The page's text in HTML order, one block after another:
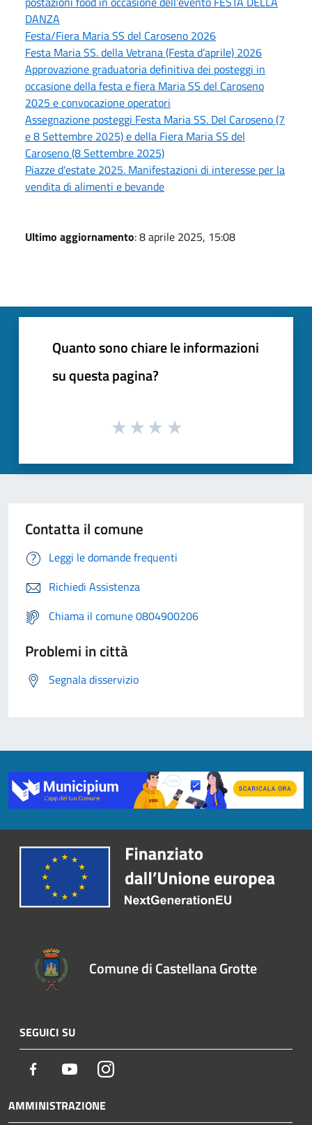
DANZA
Festa/Fiera Maria SS del Caroseno 2026
Festa Maria SS. della Vetrana (Festa d’aprile) 2026
Approvazione graduatoria definitiva dei posteggi in
occasione della festa e fiera Maria SS del Caroseno
2025 e convocazione operatori
Assegnazione posteggi Festa Maria SS. Del Caroseno (7
e 8 Settembre 2025) e della Fiera Maria SS del
Caroseno (8 Settembre 2025)
Piazze d'estate 2025. Manifestazioni di interesse per la
vendita di alimenti e bevande
Ultimo aggiornamento: 8 aprile 2025, 15:08
Quanto sono chiare le informazioni
su questa pagina?
Contatta il comune
Leggi le domande frequenti
Richiedi Assistenza
Chiama il comune 0804900206
Problemi in città
Segnala disservizio
Comune di Castellana Grotte
SEGUICI SU
Facebook YoutubeInstagram
AMMINISTRAZIONE